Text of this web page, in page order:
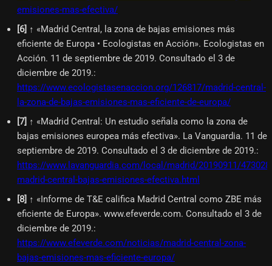
emisiones-mas-efectiva/
6] ↑ «Madrid Central, la zona de bajas emisiones más
eficiente de Europa • Ecologistas en Acción». Ecologistas en
Acción. 11 de septiembre de 2019. Consultado el 3 de
diciembre de 2019.:
https://www.ecologistasenaccion.org/126817/madrid-central-
la-zona-de-bajas-emisiones-mas-eficiente-de-europa/
7] ↑ «Madrid Central: Un estudio señala como la zona de
bajas emisiones europea más efectiva». La Vanguardia. 11 de
septiembre de 2019. Consultado el 3 de diciembre de 2019.:
https://www.lavanguardia.com/local/madrid/20190911/
madrid-central-bajas-emisiones-efectiva.html
8] ↑ «Informe de T&E califica Madrid Central como ZBE más
eficiente de Europa». www.efeverde.com. Consultado el 3 de
diciembre de 2019.:
https://www.efeverde.com/noticias/madrid-central-zona-
bajas-emisiones-mas-eficiente-europa/